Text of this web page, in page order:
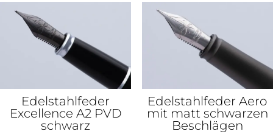
Edelstahlfeder
Excellence A2 PVD
schwarz
Edelstahlfeder Aero
mit matt schwarzen
Beschlägen